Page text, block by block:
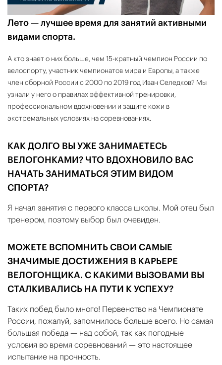
Лето — лучшее время для занятий активными
видами спорта.
А кто знает о них больше, чем 15-кратный чемпион России по
велоспорту, участник чемпионатов мира и Европы, а также
член сборной России с 2000 по 2019 год Иван Селедков? Мы
узнали у него о правилах эффективной тренировки,
профессиональном вдохновении и защите кожи в
экстремальных условиях на соревнованиях.
КАК ДОЛГО ВЫ УЖЕ ЗАНИМАЕТЕСЬ
ВЕЛОГОНКАМИ? ЧТО ВДОХНОВИЛО ВАС
НАЧАТЬ ЗАНИМАТЬСЯ ЭТИМ ВИДОМ
СПОРТА?
Я начал занятия с первого класса школы. Мой отец был
тренером, поэтому выбор был очевиден.
МОЖЕТЕ ВСПОМНИТЬ СВОИ САМЫЕ
ЗНАЧИМЫЕ ДОСТИЖЕНИЯ В КАРЬЕРЕ
ВЕЛОГОНЩИКА. С КАКИМИ ВЫЗОВАМИ ВЫ
СТАЛКИВАЛИСЬ НА ПУТИ К УСПЕХУ?
Таких побед было много! Первенство на Чемпионате
России, пожалуй, запомнилось больше всего. Но самая
большая победа — над собой, так как погодные
условия во время соревнований — это настоящее
испытание на прочность.